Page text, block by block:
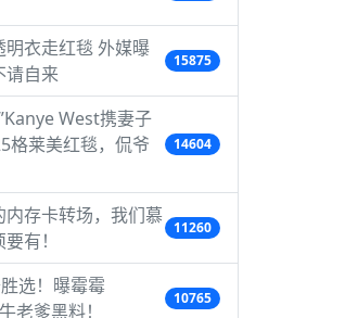
衣走红毯 外媒曝
请自来
15875
West携妻子
格莱美红毯，侃爷
14604
内存卡转场，我们慕
有！
11260
选！曝霉霉
老爹黑料！
10765